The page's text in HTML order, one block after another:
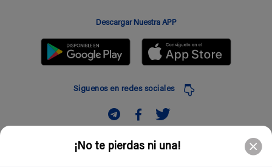
¡No te pierdas ni una!
Descargar Nuestra APP
Siguenos en redes sociales
Suscribir